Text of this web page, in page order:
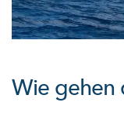
Wie gehen